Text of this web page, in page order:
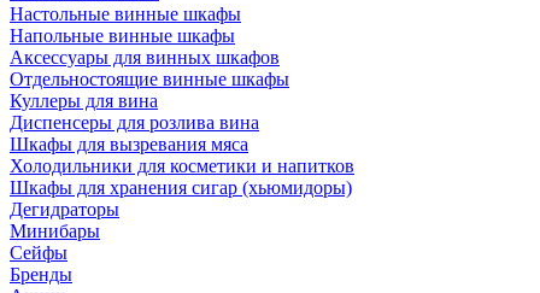
Настольные винные шкафы
Напольные винные шкафы
Аксессуары для винных шкафов
Отдельностоящие винные шкафы
Куллеры для вина
Диспенсеры для розлива вина
Шкафы для вызревания мяса
Холодильники для косметики и напитков
Шкафы для хранения сигар (хьюмидоры)
Дегидраторы
Минибары
Сейфы
Бренды